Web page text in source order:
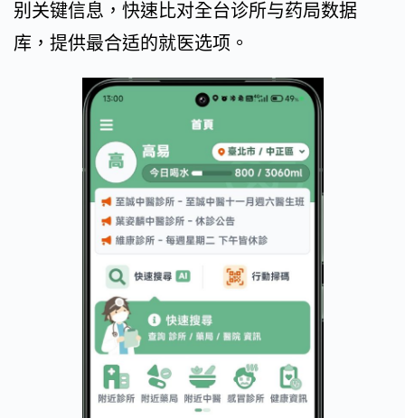
别关键信息，快速比对全台诊所与药局数据
库，提供最合适的就医选项。